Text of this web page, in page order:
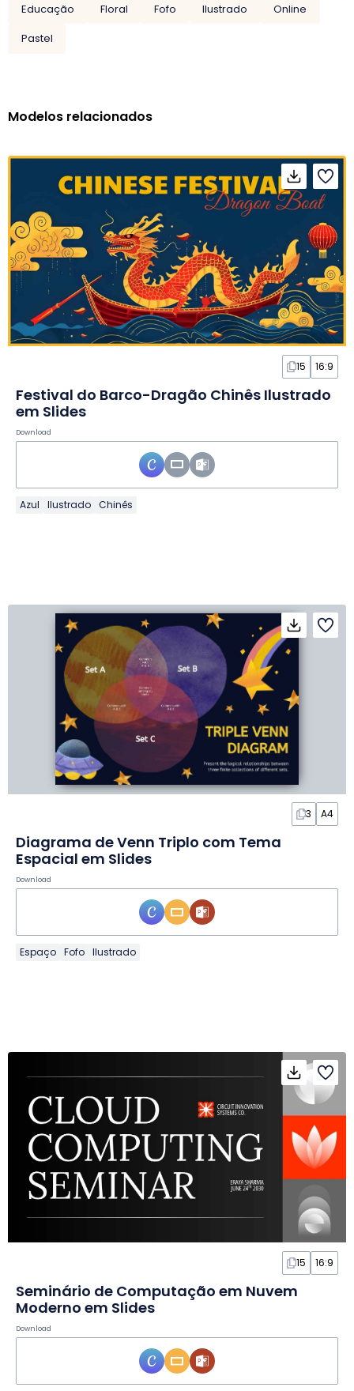
Educação
Floral Fofo Ilustrado
Online
Pastel
Modelos relacionados
15 16:9
Festival do Barco-Dragão Chinês Ilustrado
em Slides
Download
Azul Ilustrado Chinês
3 A4
Diagrama de Venn Triplo com Tema
Espacial em Slides
Download
Espaço Fofo Ilustrado
15 16:9
Seminário de Computação em Nuvem
Moderno em Slides
Download